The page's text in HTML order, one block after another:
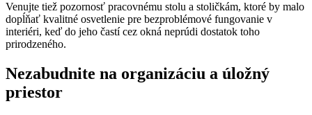
Venujte tiež pozornosť pracovnému stolu a stoličkám, ktoré by malo
dopĺňať kvalitné osvetlenie pre bezproblémové fungovanie v
interiéri, keď do jeho častí cez okná neprúdi dostatok toho
prirodzeného.
Nezabudnite na organizáciu a úložný
priestor